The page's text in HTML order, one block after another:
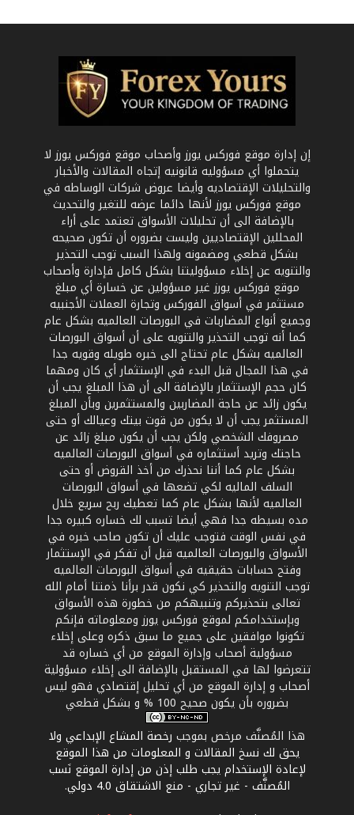
إن إدارة موقع فوركس يورز وأصحاب موقع فوركس يورز لا
يتحملوا أي مسؤوليه قانونيه إتجاه المقالات والأخبار
والتحليلات الإقتصاديه وأيضا عروض شركات الوساطه في
موقع فوركس يورز لأنها دائما عرضه للتغير والتحديث
بالإضافة الى أن تحليلات الأسواق تعتمد على أراء
المحللين الإقتصاديين وليست بضروره أن تكون صحيحه
بشكل قطعي ومضمونه ولهذا السبب توجب التحذير
والتنويه عن إخلاء مسؤوليتنا بشكل كامل فإدارة وأصحاب
موقع فوركس يورز غير مسؤولين عن خسارة أي مبلغ
مستثمر في أسواق الفوركس وتجارة العملات الأجنبيه
وجميع أنواع المضاربات في البورصات العالميه بشكل عام
كما أنه توجب التحذير والتنويه على أن أسواق البورصات
العالميه بشكل عام تحتاج الى خبره طويله وقويه جدا
في هذا المجال قبل البدء في الإستثمار أي كان ومهما
كان حجم الإستثمار بالإضافة الى أن هذا المبلغ يجب أن
يكون زائد عن حاجة المضاربين والمستثمرين وبأن المبلغ
المستثمر يجب أن لا يكون من قوت بيتك وعيالك أو حتى
مصروفك الشخصي ولكن يجب أن يكون مبلغ زائد عن
حاجتك وتريد أستثماره في أسواق البورصات العالميه
بشكل عام كما أننا نحذرك من أخذ القروض أو حتى
السلف الماليه لكي تضعها في أسواق البورصات
العالميه لأنها بشكل عام كما تعطيك ربح سريع خلال
مده بسيطه جدا فهي أيضا تسبب لك خساره كبيره جدا
في نفس الوقت فتوجب عليك أن تكون صاحب خبره في
الأسواق والبورصات العالميه قبل أن تفكر في الإستثمار
وفتح حسابات حقيقيه في أسواق البورصات العالميه
توجب التنويه والتحذير كي نكون قدر برأنا ذمتنا أمام الله
تعالى بتحذيركم وتنبيهكم من خطورة هذه الأسواق
وبإستخدامكم لموقع فوركس يورز ومعلوماته فإنكم
تكونوا موافقين على جميع ما سبق ذكره وعلى إخلاء
مسؤولية أصحاب وإدارة الموقع من أي خساره قد
تتعرضوا لها في المستقبل بالإضافة الى إخلاء مسؤولية
أصحاب و إدارة الموقع من أي تحليل إقتصادي فهو ليس
بضروره بأن يكون صحيح 100 % و بشكل قطعي
هذا المُصنَّف مرخص بموجب رخصة المشاع الإبداعي ولا
يحق لك نسخ المقالات و المعلومات من هذا الموقع
لإعادة الإستخدام يجب طلب إذن من إدارة الموقع نَسب
المُصنَّف - غير تجاري - منع الاشتقاق 4.0 دولي
.